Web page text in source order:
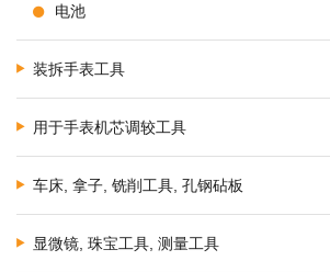
电池
装拆手表工具
用于手表机芯调较工具
车床, 拿子, 铣削工具, 孔钢砧板
显微镜, 珠宝工具, 测量工具